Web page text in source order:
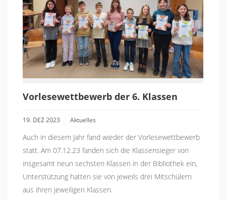
Vorlesewettbewerb der 6. Klassen
19. DEZ 2023 Aktuelles
Auch in diesem Jahr fand wieder der Vorlesewettbewerb
statt. Am 07.12.23 fanden sich die Klassensieger von
insgesamt neun sechsten Klassen in der Bibliothek ein,
Unterstützung hatten sie von jeweils drei Mitschülern
aus ihren jeweiligen Klassen.